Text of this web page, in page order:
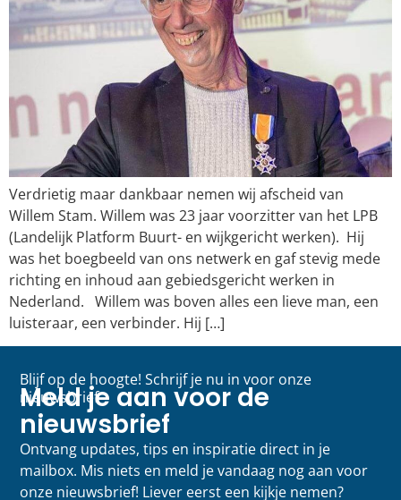
Verdrietig maar dankbaar nemen wij afscheid van
Willem Stam. Willem was 23 jaar voorzitter van het LPB
(Landelijk Platform Buurt- en wijkgericht werken). Hij
was het boegbeeld van ons netwerk en gaf stevig mede
richting en inhoud aan gebiedsgericht werken in
Nederland. Willem was boven alles een lieve man, een
luisteraar, een verbinder. Hij […]
Blijf op de hoogte! Schrijf je nu in voor onze
nieuwsbrief
Meld je aan voor de
nieuwsbrief
Ontvang updates, tips en inspiratie direct in je
mailbox. Mis niets en meld je vandaag nog aan voor
onze nieuwsbrief! Liever eerst een kijkje nemen?